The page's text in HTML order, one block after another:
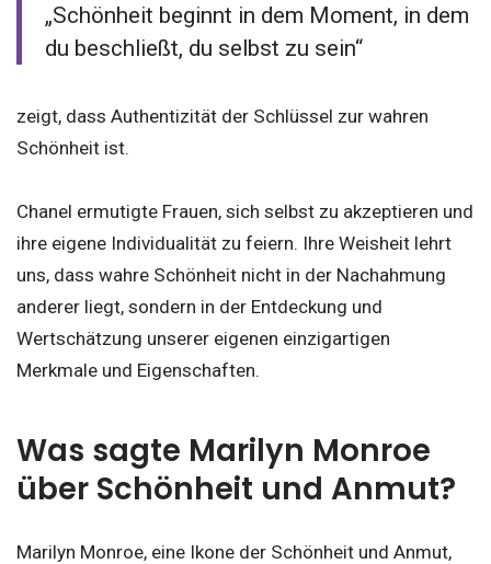
„Schönheit beginnt in dem Moment, in dem
du beschließt, du selbst zu sein“
zeigt, dass Authentizität der Schlüssel zur wahren
Schönheit ist.
Chanel ermutigte Frauen, sich selbst zu akzeptieren und
ihre eigene Individualität zu feiern. Ihre Weisheit lehrt
uns, dass wahre Schönheit nicht in der Nachahmung
anderer liegt, sondern in der Entdeckung und
Wertschätzung unserer eigenen einzigartigen
Merkmale und Eigenschaften.
Was sagte Marilyn Monroe
über Schönheit und Anmut?
Marilyn Monroe, eine Ikone der Schönheit und Anmut,